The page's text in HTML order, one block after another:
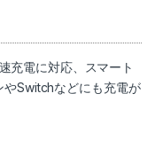
充電に対応、スマート
やSwitchなどにも充電が